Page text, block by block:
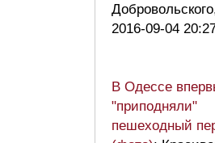
2016-09-04
В Одессе
"приподняли"
пешеходный